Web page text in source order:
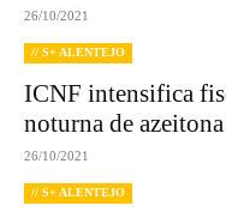
26/10/2021
// S+ ALENTEJO
ICNF intensifica
noturna de
26/10/2021
// S+ ALENTEJO